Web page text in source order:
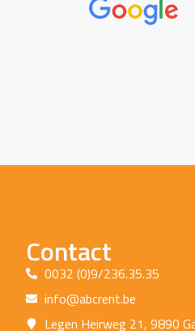
Contact
0032 (0)9/236.35.35
info@abcrent.be
Legen Heirweg 21, 9890